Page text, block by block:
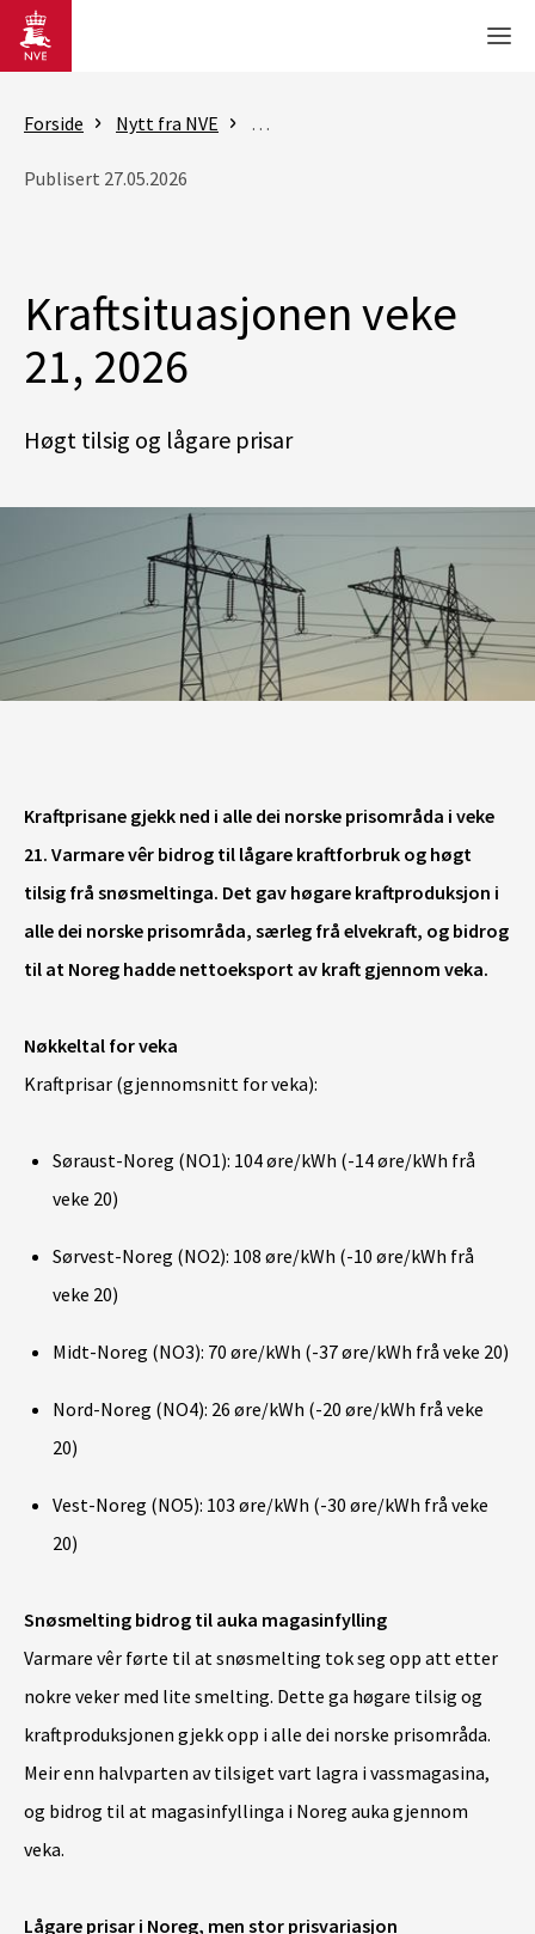
Gå til hovedinnhold
Forside Nytt fra NVE Rapporter - Kraftsituasjonen
Publisert 27.05.2026
Kraftsituasjonen veke
21, 2026
Høgt tilsig og lågare prisar
Kraftprisane gjekk ned i alle dei norske prisområda i veke
21. Varmare vêr bidrog til lågare kraftforbruk og høgt
tilsig frå snøsmeltinga. Det gav høgare kraftproduksjon i
alle dei norske prisområda, særleg frå elvekraft, og bidrog
til at Noreg hadde nettoeksport av kraft gjennom veka.
Nøkkeltal for veka
Kraftprisar (gjennomsnitt for veka):
Søraust-Noreg (NO1): 104 øre/kWh (-14 øre/kWh frå
veke 20)
Sørvest-Noreg (NO2): 108 øre/kWh (-10 øre/kWh frå
veke 20)
Midt-Noreg (NO3): 70 øre/kWh (-37 øre/kWh frå veke 20)
Nord-Noreg (NO4): 26 øre/kWh (-20 øre/kWh frå veke
20)
Vest-Noreg (NO5): 103 øre/kWh (-30 øre/kWh frå veke
20)
Snøsmelting bidrog til auka magasinfylling
Varmare vêr førte til at snøsmelting tok seg opp att etter
nokre veker med lite smelting. Dette ga høgare tilsig og
kraftproduksjonen gjekk opp i alle dei norske prisområda.
Meir enn halvparten av tilsiget vart lagra i vassmagasina,
og bidrog til at magasinfyllinga i Noreg auka gjennom
veka.
Lågare prisar i Noreg, men stor prisvariasjon